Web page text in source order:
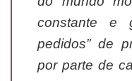
constante e
pedidos” de
por parte de